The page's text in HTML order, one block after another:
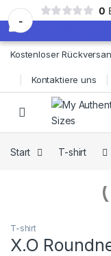
-
0
Skip to navigation
Skip to content
Kostenloser
Kontaktiere uns
Start T-shirt
T-shirt
X.O